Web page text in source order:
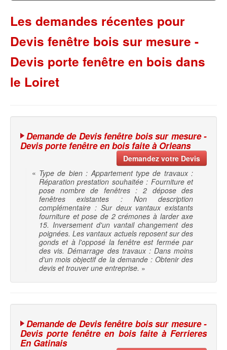
Les demandes récentes pour
Devis fenêtre bois sur mesure -
Devis porte fenêtre en bois dans
le Loiret
Demande de Devis fenêtre bois sur mesure -
Devis porte fenêtre en bois faite à Orleans
Demandez votre Devis
« Type de bien : Appartement type de travaux :
Réparation prestation souhaitée : Fourniture et
pose nombre de fenêtres : 2 dépose des
fenêtres existantes : Non description
complémentaire : Sur deux vantaux existants
fourniture et pose de 2 crémones à larder axe
15. Inversement d'un vantail changement des
poignées. Les vantaux actuels reposent sur des
gonds et à l'opposé la fenêtre est fermée par
des vis. Démarrage des travaux : Dans moins
d'un mois objectif de la demande : Obtenir des
devis et trouver une entreprise. »
Demande de Devis fenêtre bois sur mesure -
Devis porte fenêtre en bois faite à Ferrieres
En Gatinais